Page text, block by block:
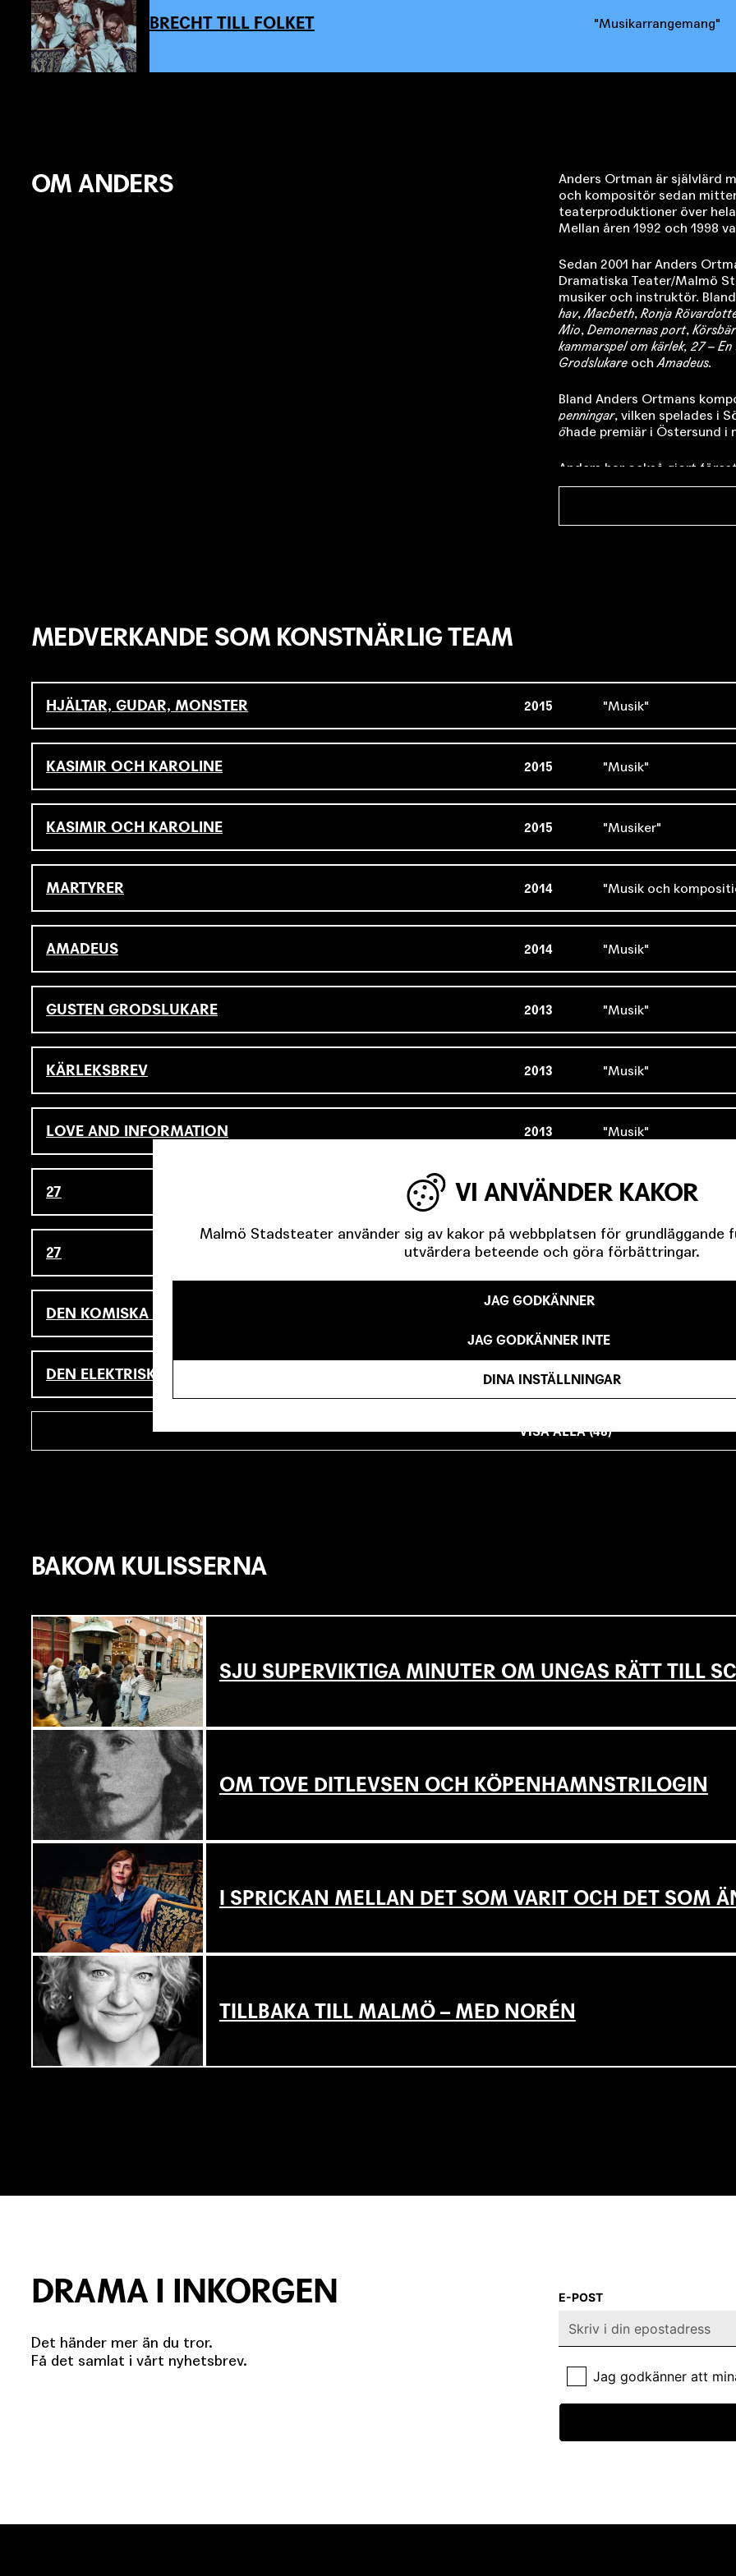
BRECHT TILL FOLKET Musikarrangemang
OM ANDERS
Anders Ortman är självlärd
och kompositör sedan
teaterproduktioner över
Mellan åren 1992 och 1998
Sedan 2001 har Anders
Dramatiska Teater/Malmö
musiker och instruktör.
hav,Macbeth, Ronja
Mio, Demonernas port,
kammarspel om kärlek, 27 –
Grodslukare och Amadeus.
Bland Anders Ortmans
penningar, vilken spelades i
öhade premiär i Östersund
Anders har också gjort
Nilsson.
MEDVERKANDE SOM KONSTNÄRLIG TEAM
HJÄLTAR, GUDAR, MONSTER 2015 Musik
KASIMIR OCH KAROLINE 2015 Musik
KASIMIR OCH KAROLINE 2015 Musiker
MARTYRER 2014 Musik och
AMADEUS 2014 Musik
GUSTEN GRODSLUKARE 2013 Musik
KÄRLEKSBREV 2013 Musik
LOVE AND INFORMATION 2013 Musik
27 2013 Musik
27 2013 Musiker
DEN KOMISKA TRAGEDIN
DEN ELEKTRISKA FLICKAN 2012 Musik
VISA ALLA (48)
BAKOM KULISSERNA
SJU SUPERVIKTIGA MINUTER OM UNGAS RÄTT TILL
OM TOVE DITLEVSEN OCH KÖPENHAMNSTRILOGIN
I SPRICKAN MELLAN DET SOM VARIT OCH DET SOM
TILLBAKA TILL MALMÖ – MED NORÉN
DRAMA I INKORGEN
Det händer mer än du tror.
Få det samlat i vårt nyhetsbrev.
E-POST
Jag godkänner att
VI ANVÄNDER KAKOR
Malmö Stadsteater använder sig av kakor på webbplatsen för
utvärdera beteende och göra förbättringar.
JAG GODKÄNNER
JAG GODKÄNNER INTE
DINA INSTÄLLNINGAR